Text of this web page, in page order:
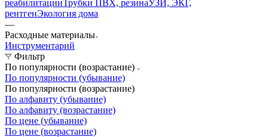
реабилитацииТрубки ПВХ, резинаУЗИ, ЭКГ,
рентгенЭкология дома
—
Расходные материалы
Инструментарий
Фильтр
По популярности (возрастание)
По популярности (убывание)
По популярности (возрастание)
По алфавиту (убывание)
По алфавиту (возрастание)
По цене (убывание)
По цене (возрастание)